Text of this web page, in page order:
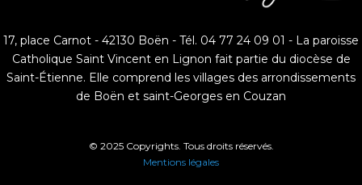
17, place Carnot - 42130 Boën - Tél. 04 77 24 09 01 - La paroisse
Catholique Saint Vincent en Lignon fait partie du diocèse de
Saint-Étienne. Elle comprend les villages des arrondissements
de Boën et saint-Georges en Couzan
© 2025 Copyrights. Tous droits réservés.
Mentions légales